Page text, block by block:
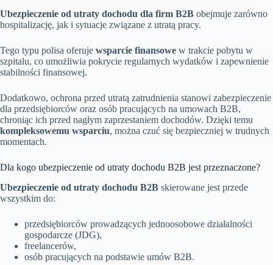
Ubezpieczenie od utraty dochodu dla firm B2B obejmuje zarówno
hospitalizację, jak i sytuacje związane z utratą pracy.
Tego typu polisa oferuje wsparcie finansowe w trakcie pobytu w
szpitalu, co umożliwia pokrycie regularnych wydatków i zapewnienie
stabilności finansowej.
Dodatkowo, ochrona przed utratą zatrudnienia stanowi zabezpieczenie
dla przedsiębiorców oraz osób pracujących na umowach B2B,
chroniąc ich przed nagłym zaprzestaniem dochodów. Dzięki temu
kompleksowemu wsparciu, można czuć się bezpieczniej w trudnych
momentach.
Dla kogo ubezpieczenie od utraty dochodu B2B jest przeznaczone?
Ubezpieczenie od utraty dochodu B2B skierowane jest przede
wszystkim do:
przedsiębiorców prowadzących jednoosobowe działalności
gospodarcze (JDG),
freelancerów,
osób pracujących na podstawie umów B2B.